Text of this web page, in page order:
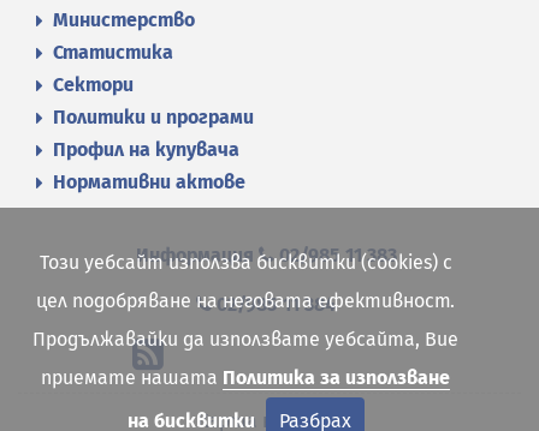
Министерство
Статистика
Сектори
Политики и програми
Профил на купувача
Нормативни актове
Информация 02/985 11 383
02/985 11 384
Карта на сайта
Този уебсайт използва бисквитки (cookies) с
цел подобряване на неговата ефективност.
Продължавайки да използвате уебсайта, Вие
приемате нашата Политика за използване
на бисквитки
Разбрах